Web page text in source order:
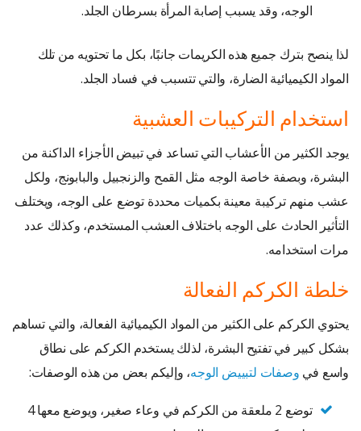
الوجه، وقد يسبب إصابة المرأة بسرطان الجلد.
لذا ينصح بترك جميع هذه الكريمات جانبًا، بكل ما تحتويه من تلك
المواد الكيميائية الضارة، والتي تتسبب في فساد الجلد.
استخدام التركيبات العشبية
يوجد الكثير من الأعشاب التي تساعد في تبيض الأجزاء الداكنة من
البشرة، وبصفة خاصة الوجه مثل القمح والزنجبيل والبابونج، ولكل
عشب منهم تركيبة معينة بكميات محددة توضع على الوجه، ويختلف
التأثير الحادث على الوجه باختلاف العشب المستخدم، وكذلك عدد
مرات استخدامه.
خلطة الكركم الفعالة
يحتوي الكركم على الكثير من المواد الكيميائية الفعالة، والتي تساهم
بشكل كبير في تفتيح البشرة، لذلك يستخدم الكركم على نطاق
واسع في وصفات لتبييض الوجه، وإليكم بعض من هذه الوصفات:
توضع 2 ملعقة من الكركم في وعاء صغير، ويوضع معها 4